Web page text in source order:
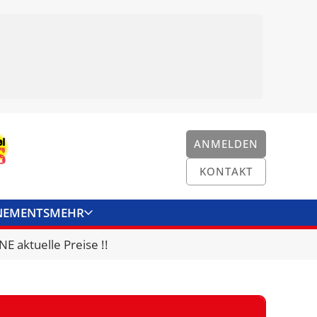
ANMELDEN
KONTAKT
MEHR
KONTAKT
aktuelle Preise !!